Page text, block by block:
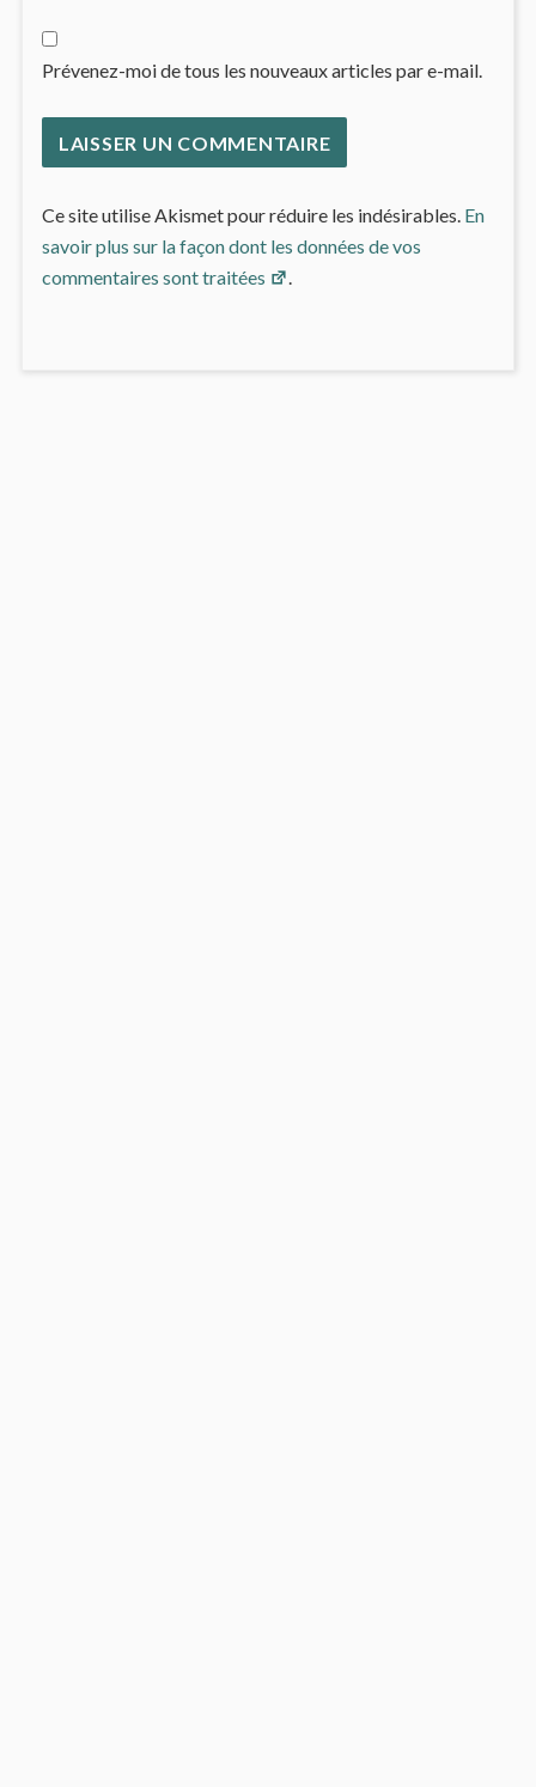
Prévenez-moi de tous les nouveaux articles par e-mail.
Ce site utilise Akismet pour réduire les indésirables. En
savoir plus sur la façon dont les données de vos
commentaires sont traitées
.